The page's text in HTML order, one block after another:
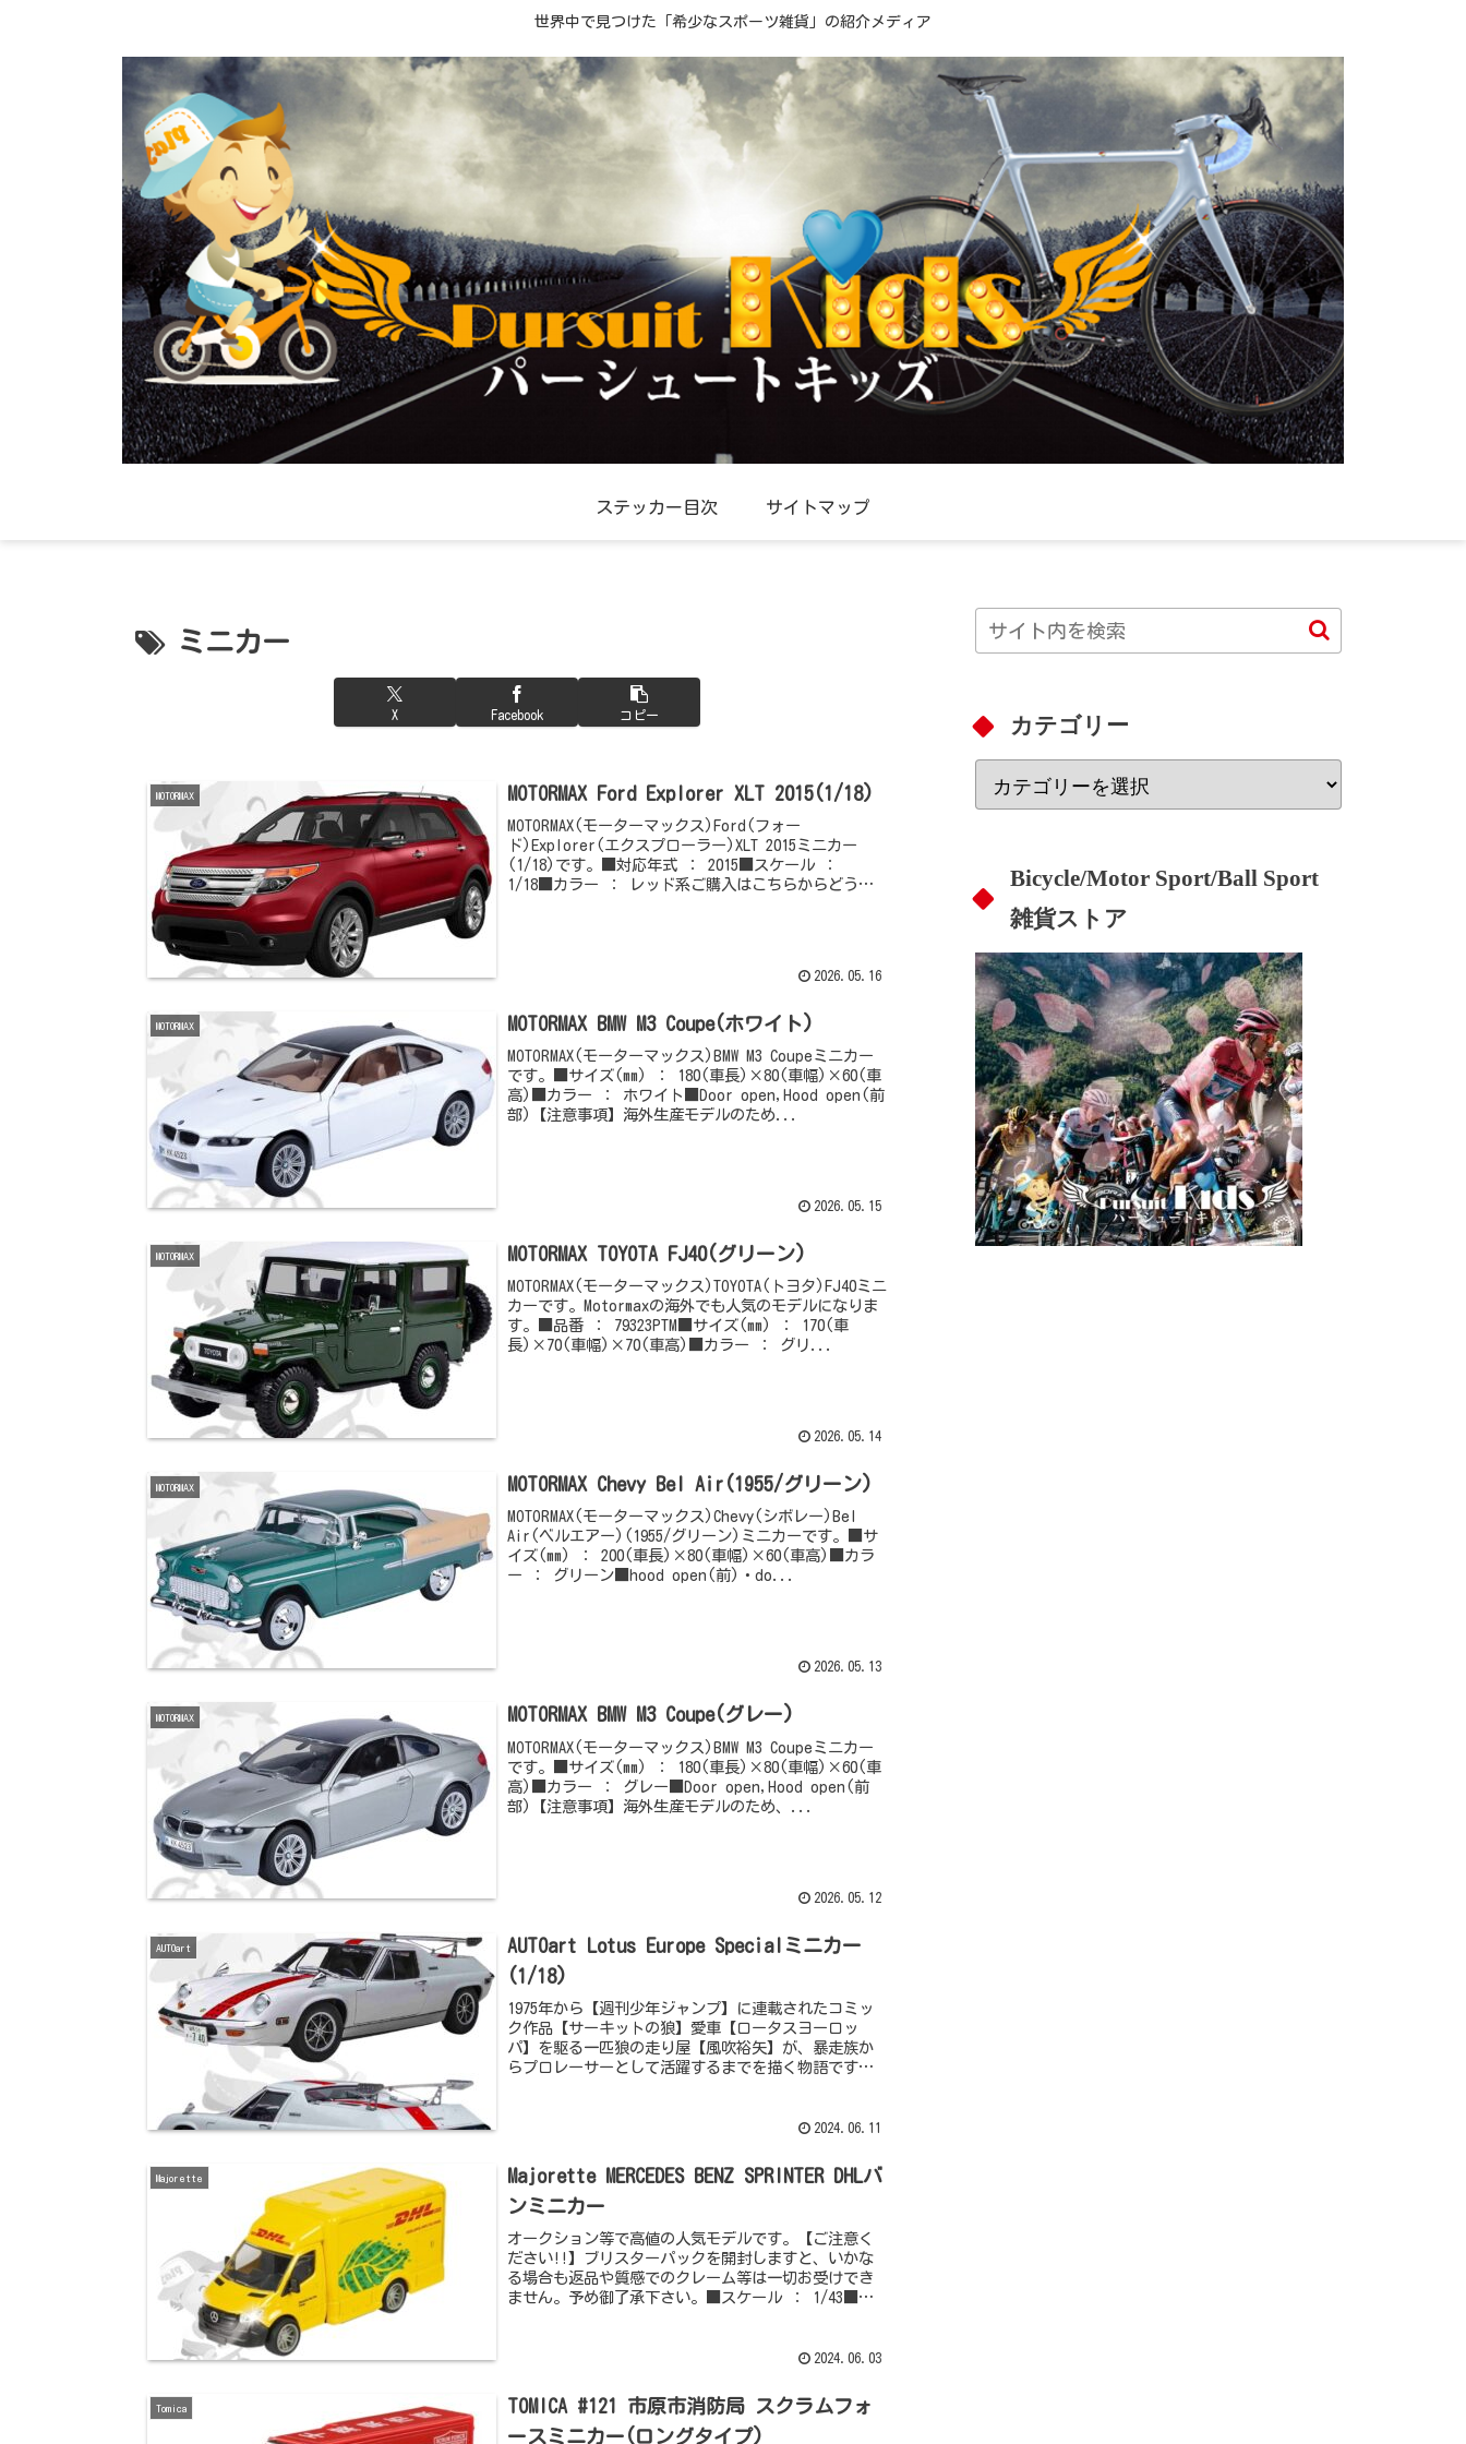
世界中で見つけた「希少なスポーツ雑貨」の紹介メディア
ステッカー目次 サイトマップ
ミニカー
X Facebook コピー
MOTORMAX MOTORMAX Ford Explorer XLT 2015(1/18)
MOTORMAX(モーターマックス)Ford(フォー
ド)Explorer(エクスプローラー)XLT 2015ミニカー
(1/18)です。■対応年式 ： 2015■スケール ：
1/18■カラー ： レッド系ご購入はこちらからどうぞ
2026.05.16
MOTORMAX MOTORMAX BMW M3 Coupe(ホワイト)
MOTORMAX(モーターマックス)BMW M3 Coupeミニカー
です。■サイズ(mm) ： 180(車長)×80(車幅)×60(車
高)■カラー ： ホワイト■Door open,Hood open(前
部)【注意事項】海外生産モデルのため...
2026.05.15
MOTORMAX MOTORMAX TOYOTA FJ40(グリーン)
MOTORMAX(モーターマックス)TOYOTA(トヨタ)FJ40ミニ
カーです。Motormaxの海外でも人気のモデルになりま
す。■品番 ： 79323PTM■サイズ(mm) ： 170(車
長)×70(車幅)×70(車高)■カラー ： グリ...
2026.05.14
MOTORMAX MOTORMAX Chevy Bel Air(1955/グリーン)
MOTORMAX(モーターマックス)Chevy(シボレー)Bel
Air(ベルエアー)(1955/グリーン)ミニカーです。■サ
イズ(mm) ： 200(車長)×80(車幅)×60(車高)■カラ
ー ： グリーン■hood open(前)・do...
2026.05.13
MOTORMAX MOTORMAX BMW M3 Coupe(グレー)
MOTORMAX(モーターマックス)BMW M3 Coupeミニカー
です。■サイズ(mm) ： 180(車長)×80(車幅)×60(車
高)■カラー ： グレー■Door open,Hood open(前
部)【注意事項】海外生産モデルのため、...
2026.05.12
AUTOart
AUTOart Lotus Europe Specialミニカー
(1/18)
1975年から【週刊少年ジャンプ】に連載されたコミッ
ク作品【サーキットの狼】愛車【ロータスヨーロッ
パ】を駆る一匹狼の走り屋【風吹裕矢】が、暴走族か
らプロレーサーとして活躍するまでを描く物語です。
2024.06.11
Majorette
Majorette MERCEDES BENZ SPRINTER DHLバ
ンミニカー
オークション等で高値の人気モデルです。【ご注意く
ださい!!】ブリスターパックを開封しますと、いかな
る場合も返品や質感でのクレーム等は一切お受けでき
ません。予め御了承下さい。■スケール ： 1/43■サ
2024.06.03
Tomica
TOMICA #121 市原市消防局 スクラムフォ
ースミニカー(ロングタイプ)
カテゴリー
Bicycle/Motor Sport/Ball Sport
雑貨ストア